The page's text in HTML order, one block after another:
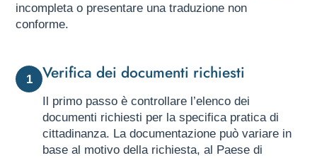
incompleta o presentare una traduzione non
conforme.
1 Verifica dei documenti richiesti
Il primo passo è controllare l’elenco dei
documenti richiesti per la specifica pratica di
cittadinanza. La documentazione può variare in
base al motivo della richiesta, al Paese di